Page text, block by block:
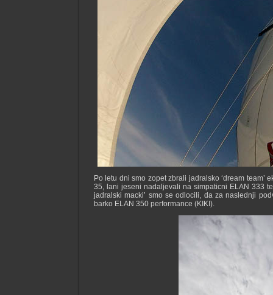
Po letu dni smo zopet zbrali jadralsko ‘dream
35, lani jeseni nadaljevali na simpaticni ELAN 333
jadralski macki’ smo se odlocili, da za naslednji
barko ELAN 350 performance (KIKI).